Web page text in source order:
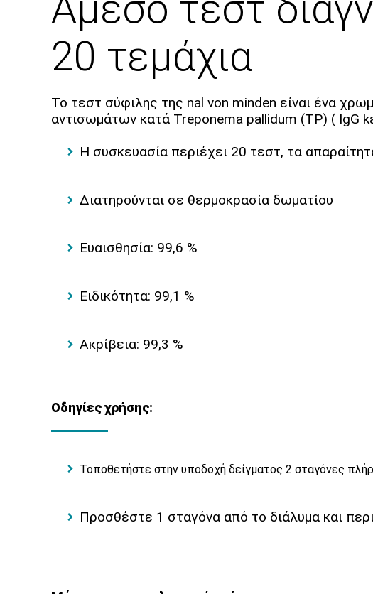
20 τεμάχια
Το τεστ σύφιλης της nal von minden είναι ένα
αντισωμάτων κατά Treponema pallidum (TP) ( IgG
Η συσκευασία περιέχει 20 τεστ, τα
Διατηρούνται σε θερμοκρασία δωματίου
Ευαισθησία: 99,6 %
Ειδικότητα: 99,1 %
Ακρίβεια: 99,3 %
Οδηγίες χρήσης:
Τοποθετήστε στην υποδοχή δείγματος 2 σταγόνες
Προσθέστε 1 σταγόνα από το διάλυμα και